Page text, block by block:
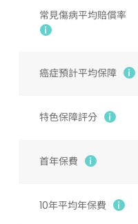
常見傷病平均賠償率
癌症預計平均保障
特色保障評分
首年保費
10年平均年保費